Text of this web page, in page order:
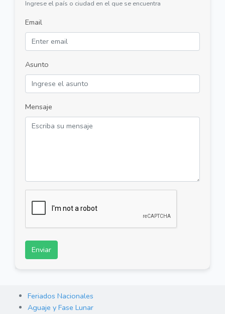
Ingrese el país o ciudad en el que se encuentra
Email
Asunto
Mensaje
Enviar
Feriados Nacionales
Aguaje y Fase Lunar